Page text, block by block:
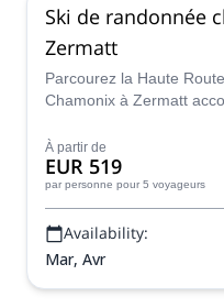
Ski de randonnée
Zermatt
Parcourez la Haute
Chamonix à Zermatt
À partir de
EUR 519
par personne pour 5 voyageurs
Availability:
Mar, Avr